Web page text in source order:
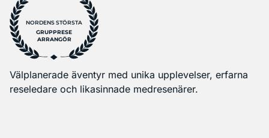
NORDENS STÖRSTA
GRUPPRESE
ARRANGÖR
Välplanerade äventyr med unika upplevelser, erfarna
reseledare och likasinnade medresenärer.